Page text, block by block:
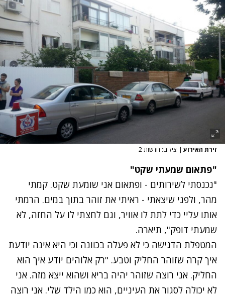
זירת האירוע | צילום: חדשות 2
"פתאום שמעתי שקט"
"נכנסתי לשירותים - ופתאום אני שומעת שקט. קמתי
מהר, ולפני שיצאתי - ראיתי את זוהר בתוך במים. הרמתי
אותו עליי כדי לתת לו אוויר, וגם לחצתי לו על החזה, לא
שמעתי דופק", תיארה.
המטפלת הדגישה כי לא פעלה בכוונה וכי היא אינה יודעת
איך קרה שזוהר החליק וטבע. "רק אלוהים יודע איך הוא
החליק. אני רוצה שזוהר יהיה בריא ושהוא ייצא מזה. אני
לא יכולה לסגור את העיניים, הוא כמו הילד שלי. אני רוצה